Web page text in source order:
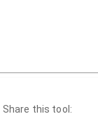
Share this tool: